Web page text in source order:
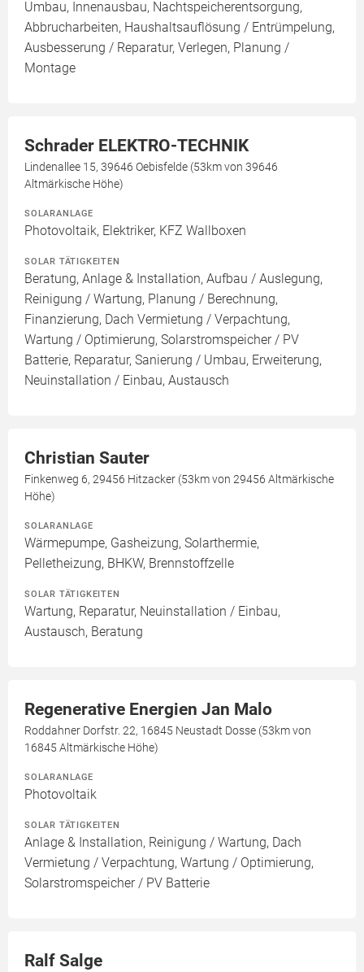
Umbau, Innenausbau, Nachtspeicherentsorgung,
Abbrucharbeiten, Haushaltsauflösung / Entrümpelung,
Ausbesserung / Reparatur, Verlegen, Planung /
Montage
Schrader ELEKTRO-TECHNIK
Lindenallee 15, 39646 Oebisfelde (53km von 39646
Altmärkische Höhe)
SOLARANLAGE
Photovoltaik, Elektriker, KFZ Wallboxen
SOLAR TÄTIGKEITEN
Beratung, Anlage & Installation, Aufbau / Auslegung,
Reinigung / Wartung, Planung / Berechnung,
Finanzierung, Dach Vermietung / Verpachtung,
Wartung / Optimierung, Solarstromspeicher / PV
Batterie, Reparatur, Sanierung / Umbau, Erweiterung,
Neuinstallation / Einbau, Austausch
Christian Sauter
Finkenweg 6, 29456 Hitzacker (53km von 29456 Altmärkische
Höhe)
SOLARANLAGE
Wärmepumpe, Gasheizung, Solarthermie,
Pelletheizung, BHKW, Brennstoffzelle
SOLAR TÄTIGKEITEN
Wartung, Reparatur, Neuinstallation / Einbau,
Austausch, Beratung
Regenerative Energien Jan Malo
Roddahner Dorfstr. 22, 16845 Neustadt Dosse (53km von
16845 Altmärkische Höhe)
SOLARANLAGE
Photovoltaik
SOLAR TÄTIGKEITEN
Anlage & Installation, Reinigung / Wartung, Dach
Vermietung / Verpachtung, Wartung / Optimierung,
Solarstromspeicher / PV Batterie
Ralf Salge